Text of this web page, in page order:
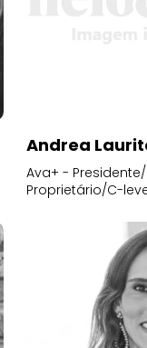
Andrea
Ava+ -
Proprietário/C-